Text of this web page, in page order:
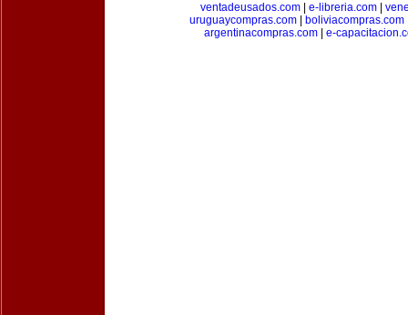
ventadeusados.com| e-libreria.com|
uruguaycompras.com| boliviacompras.com
argentinacompras.com| e-